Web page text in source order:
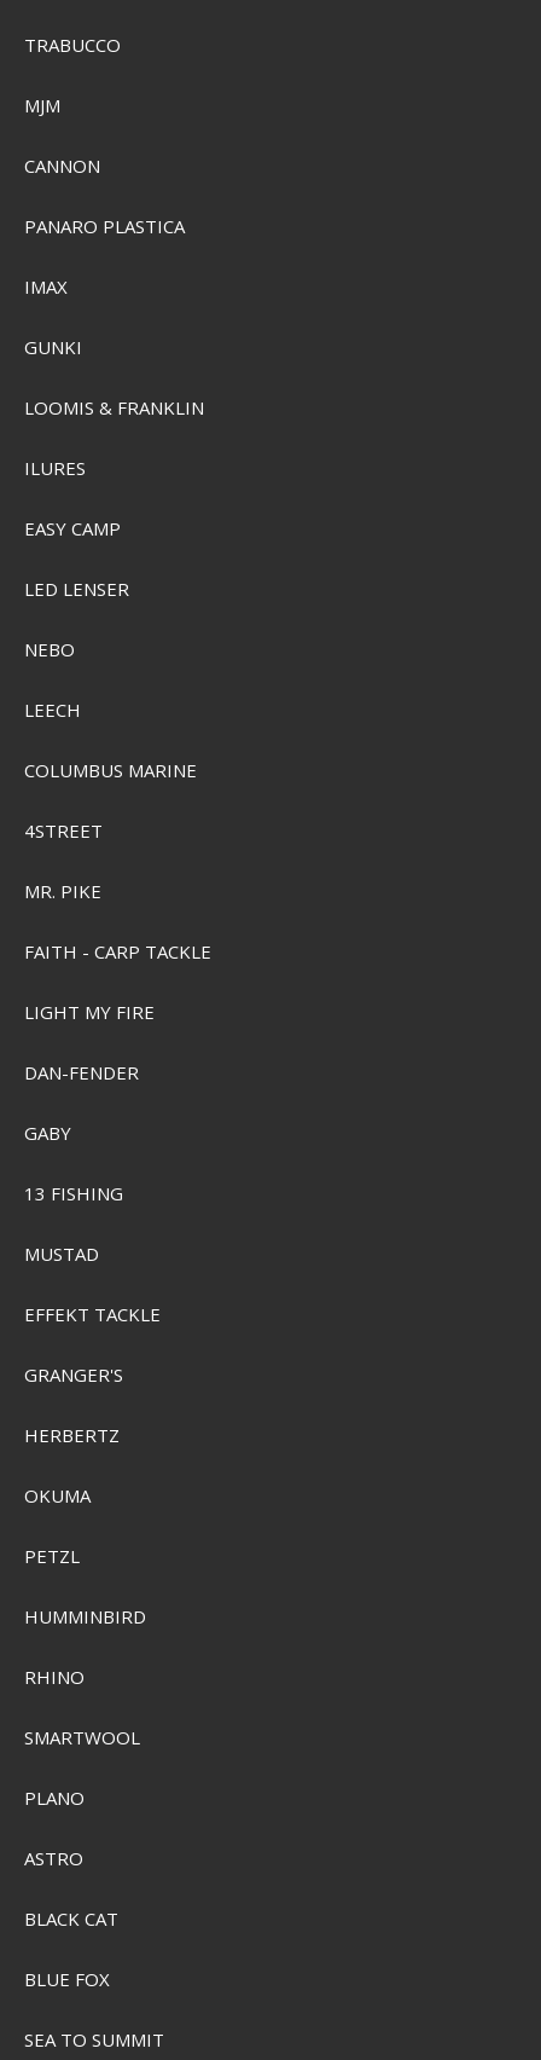
SEK 96,00
Camelbak Thrive Flip Straw Drikkeflaske 0,6L
SEK 264,00
SEK 264,00
TRABUCCO
MJM
CANNON
PANARO PLASTICA
IMAX
GUNKI
LOOMIS & FRANKLIN
ILURES
EASY CAMP
LED LENSER
NEBO
LEECH
COLUMBUS MARINE
4STREET
MR. PIKE
FAITH - CARP TACKLE
LIGHT MY FIRE
DAN-FENDER
GABY
13 FISHING
MUSTAD
EFFEKT TACKLE
GRANGER'S
HERBERTZ
OKUMA
PETZL
HUMMINBIRD
RHINO
SMARTWOOL
PLANO
ASTRO
BLACK CAT
BLUE FOX
SEA TO SUMMIT